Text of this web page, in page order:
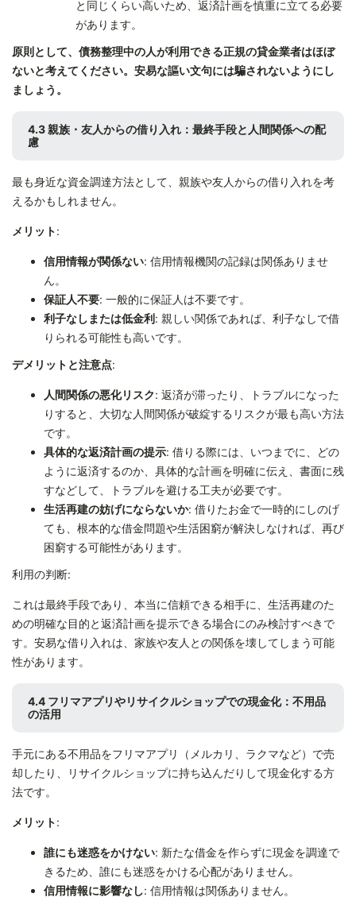
と同じくらい高いため、返済計画を慎重に立てる必要
があります。
原則として、債務整理中の人が利用できる正規の貸金業者はほぼ
ないと考えてください。安易な謳い文句には騙されないようにし
ましょう。
4.3 親族・友人からの借り入れ：最終手段と人間関係への配
慮
最も身近な資金調達方法として、親族や友人からの借り入れを考
えるかもしれません。
メリット:
信用情報が関係ない: 信用情報機関の記録は関係ありませ
ん。
保証人不要: 一般的に保証人は不要です。
利子なしまたは低金利: 親しい関係であれば、利子なしで借
りられる可能性も高いです。
デメリットと注意点:
人間関係の悪化リスク: 返済が滞ったり、トラブルになった
りすると、大切な人間関係が破綻するリスクが最も高い方法
です。
具体的な返済計画の提示: 借りる際には、いつまでに、どの
ように返済するのか、具体的な計画を明確に伝え、書面に残
すなどして、トラブルを避ける工夫が必要です。
生活再建の妨げにならないか: 借りたお金で一時的にしのげ
ても、根本的な借金問題や生活困窮が解決しなければ、再び
困窮する可能性があります。
利用の判断:
これは最終手段であり、本当に信頼できる相手に、生活再建のた
めの明確な目的と返済計画を提示できる場合にのみ検討すべきで
す。安易な借り入れは、家族や友人との関係を壊してしまう可能
性があります。
4.4 フリマアプリやリサイクルショップでの現金化：不用品
の活用
手元にある不用品をフリマアプリ（メルカリ、ラクマなど）で売
却したり、リサイクルショップに持ち込んだりして現金化する方
法です。
メリット:
誰にも迷惑をかけない: 新たな借金を作らずに現金を調達で
きるため、誰にも迷惑をかける心配がありません。
信用情報に影響なし: 信用情報は関係ありません。